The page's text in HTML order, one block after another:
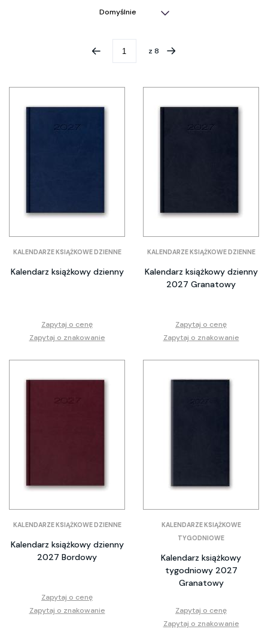
z 8
KALENDARZE KSIĄŻKOWE DZIENNE
Kalendarz książkowy dzienny
Zapytaj o cenę
Zapytaj o znakowanie
KALENDARZE KSIĄŻKOWE DZIENNE
Kalendarz książkowy dzienny
2027 Granatowy
Zapytaj o cenę
Zapytaj o znakowanie
KALENDARZE KSIĄŻKOWE DZIENNE
Kalendarz książkowy dzienny
2027 Bordowy
Zapytaj o cenę
Zapytaj o znakowanie
KALENDARZE KSIĄŻKOWE
TYGODNIOWE
Kalendarz książkowy
tygodniowy 2027
Granatowy
Zapytaj o cenę
Zapytaj o znakowanie